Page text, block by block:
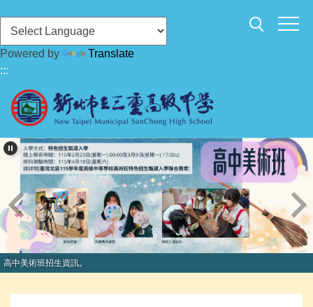
到
主
要
內
容
區
Powered by
Translate
:::
高中美術班招生資訊。